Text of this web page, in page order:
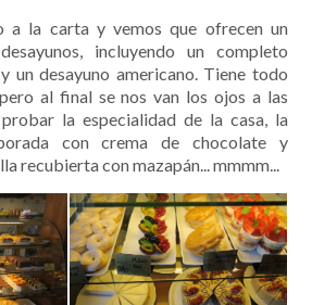
a la carta y vemos que ofrecen un
incluyendo un completo
un desayuno americano. Tiene todo
al final se nos van los ojos a las
la especialidad de la casa, la
con crema de chocolate y
recubierta con mazapán... mmmm...